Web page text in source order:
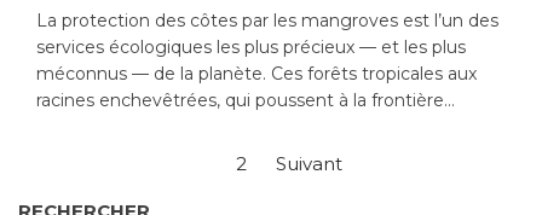
La protection des côtes par les mangroves est l’un des
services écologiques les plus précieux — et les plus
méconnus — de la planète. Ces forêts tropicales aux
racines enchevêtrées, qui poussent à la frontière…
2 Suivant